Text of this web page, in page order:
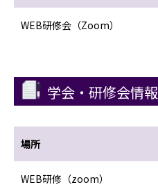
WEB研修会（Zoom）
学会・研修会情報
場所
WEB研修（zoom）